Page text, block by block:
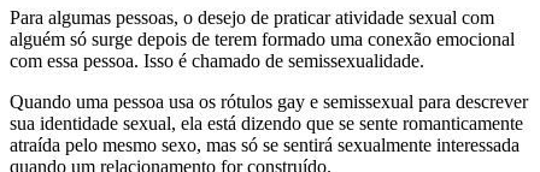
Para algumas pessoas, o desejo de praticar atividade sexual com
alguém só surge depois de terem formado uma conexão emocional
com essa pessoa. Isso é chamado de semissexualidade.
Quando uma pessoa usa os rótulos gay e semissexual para descrever
sua identidade sexual, ela está dizendo que se sente romanticamente
atraída pelo mesmo sexo, mas só se sentirá sexualmente interessada
quando um relacionamento for construído.